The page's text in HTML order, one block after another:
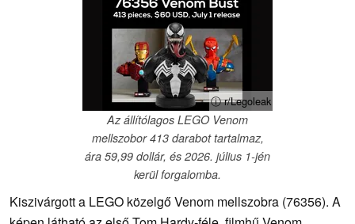
ⓘ r/Legoleak
Az állítólagos LEGO Venom
mellszobor 413 darabot tartalmaz,
ára 59,99 dollár, és 2026. július 1-jén
kerül forgalomba.
Kiszivárgott a LEGO közelgő Venom mellszobra (76356). A